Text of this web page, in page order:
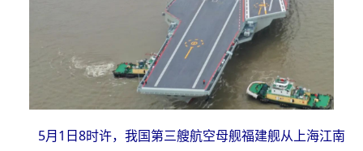
5月1日8时许，我国第三艘航空母舰福建舰从上海江南